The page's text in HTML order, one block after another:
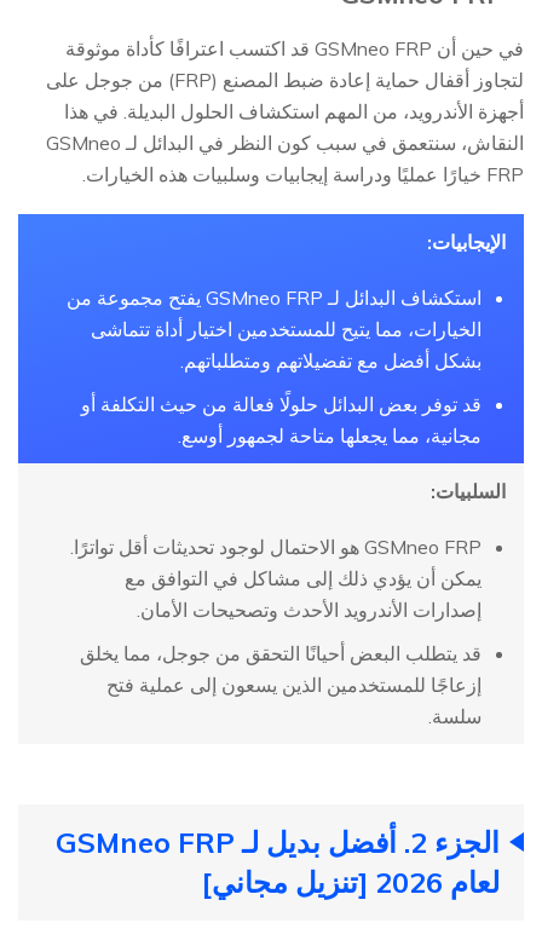
في حين أن GSMneo FRP قد اكتسب اعترافًا كأداة موثوقة
لتجاوز أقفال حماية إعادة ضبط المصنع (FRP) من جوجل على
أجهزة الأندرويد، من المهم استكشاف الحلول البديلة. في هذا
النقاش، سنتعمق في سبب كون النظر في البدائل لـ GSMneo
FRP خيارًا عمليًا ودراسة إيجابيات وسلبيات هذه الخيارات.
الإيجابيات:
استكشاف البدائل لـ GSMneo FRP يفتح مجموعة من
الخيارات، مما يتيح للمستخدمين اختيار أداة تتماشى
بشكل أفضل مع تفضيلاتهم ومتطلباتهم.
قد توفر بعض البدائل حلولًا فعالة من حيث التكلفة أو
مجانية، مما يجعلها متاحة لجمهور أوسع.
السلبيات:
GSMneo FRP هو الاحتمال لوجود تحديثات أقل تواترًا.
يمكن أن يؤدي ذلك إلى مشاكل في التوافق مع
إصدارات الأندرويد الأحدث وتصحيحات الأمان.
قد يتطلب البعض أحيانًا التحقق من جوجل، مما يخلق
إزعاجًا للمستخدمين الذين يسعون إلى عملية فتح
سلسة.
الجزء 2. أفضل بديل لـ GSMneo FRP
لعام 2026 [تنزيل مجاني]